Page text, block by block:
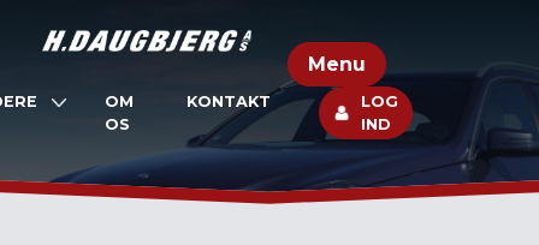
Menu
OM
OS
KONTAKT
LOG
IND